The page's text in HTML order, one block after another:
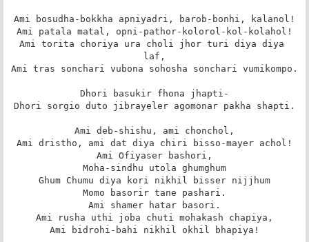
Ami bosudha-bokkha apniyadri, barob-bonhi, kalanol!
Ami patala matal, opni-pathor-kolorol-kol-kolahol!
Ami torita choriya ura choli jhor turi diya diya
laf,
Ami tras sonchari vubona sohosha sonchari vumikompo.
Dhori basukir fhona jhapti-
Dhori sorgio duto jibrayeler agomonar pakha shapti.
Ami deb-shishu, ami chonchol,
Ami dristho, ami dat diya chiri bisso-mayer achol!
Ami Ofiyaser bashori,
Moha-sindhu utola ghumghum
Ghum Chumu diya kori nikhil bisser nijjhum
Momo basorir tane pashari.
Ami shamer hatar basori.
Ami rusha uthi joba chuti mohakash chapiya,
Ami bidrohi-bahi nikhil okhil bhapiya!